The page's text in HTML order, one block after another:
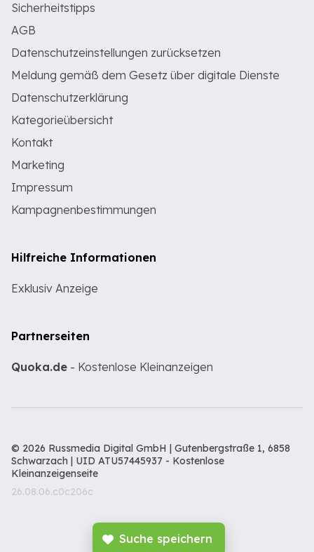
Suche speichern
Sicherheitstipps
AGB
Datenschutzeinstellungen zurücksetzen
Meldung gemäß dem Gesetz über digitale Dienste
Datenschutzerklärung
Kategorieübersicht
Kontakt
Marketing
Impressum
Kampagnenbestimmungen
Hilfreiche Informationen
Exklusiv Anzeige
Partnerseiten
Quoka.de - Kostenlose Kleinanzeigen
© 2026 Russmedia Digital GmbH | Gutenbergstraße 1, 6858
Schwarzach | UID ATU57445937 - Kostenlose
Kleinanzeigenseite
26.08.06.c0c206c